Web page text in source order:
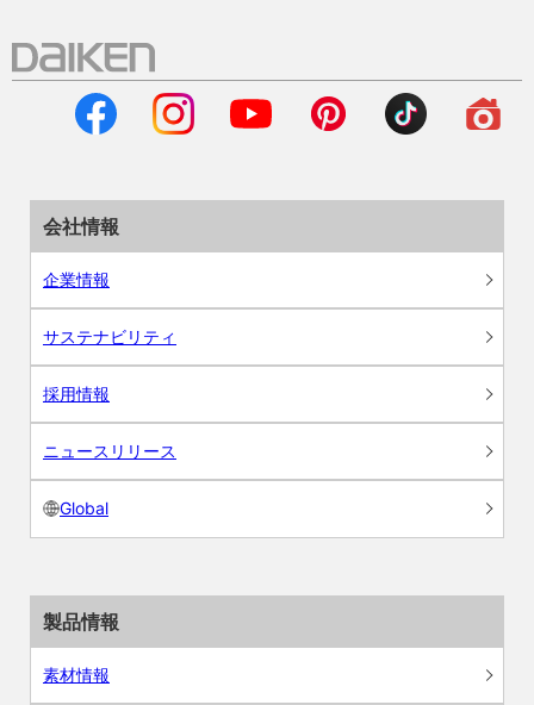
会社情報
企業情報
サステナビリティ
採用情報
ニュースリリース
Global
製品情報
素材情報